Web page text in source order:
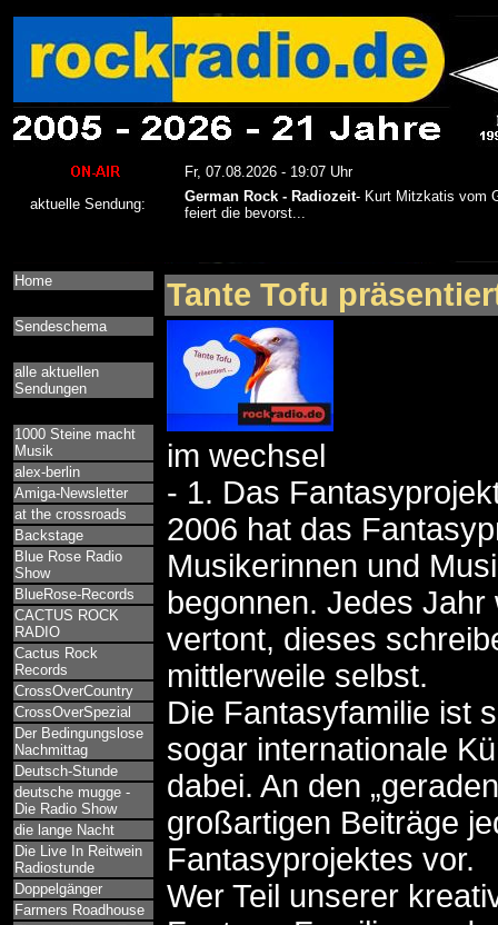
Home
Sendeschema
alle aktuellen
Sendungen
1000 Steine macht
Musik
alex-berlin
Amiga-Newsletter
at the crossroads
Backstage
Blue Rose Radio
Show
BlueRose-Records
CACTUS ROCK
RADIO
Cactus Rock
Records
CrossOverCountry
CrossOverSpezial
Der Bedingungslose
Nachmittag
Deutsch-Stunde
deutsche mugge -
Die Radio Show
die lange Nacht
Die Live In Reitwein
Radiostunde
Doppelgänger
Farmers Roadhouse
Tante Tofu
im wechsel
- 1. Das
2006 hat das
Musikerinnen und
begonnen. Jedes
vertont, dieses
mittlerweile selbst.
Die Fantasyfamilie ist
sogar internationale
dabei. An den
großartigen Beiträge
Fantasyprojektes vor.
Wer Teil unserer